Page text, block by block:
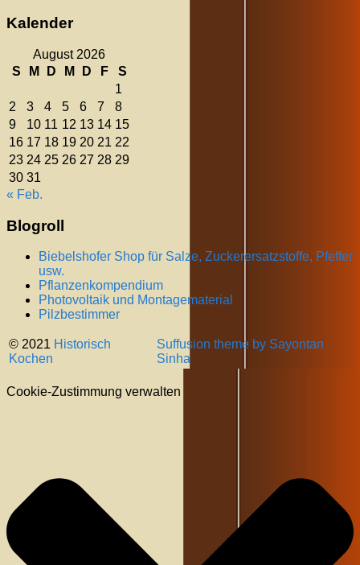
Kalender
August 2026
S
M D M D F
S
1
2
3 4 5 6 7
8
9
10 11 12 13 14 15
16 17 18 19 20 21 22
23 24 25 26 27 28 29
30 31
« Feb.
Blogroll
Biebelshofer Shop für Salze, Zuckerersatzstoffe, Pfeffer
usw.
Pflanzenkompendium
Photovoltaik und Montagematerial
Pilzbestimmer
© 2021 Historisch
Kochen
Suffusion theme by Sayontan
Sinha
Cookie-Zustimmung verwalten